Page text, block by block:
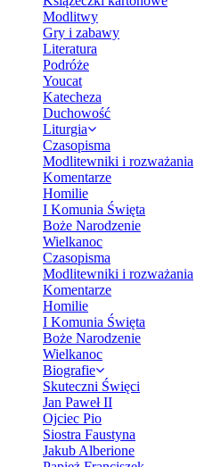
Modlitwy
Gry i zabawy
Literatura
Podróże
Youcat
Katecheza
Duchowość
Liturgia
Czasopisma
Modlitewniki i rozważania
Komentarze
Homilie
I Komunia Święta
Boże Narodzenie
Wielkanoc
Czasopisma
Modlitewniki i rozważania
Komentarze
Homilie
I Komunia Święta
Boże Narodzenie
Wielkanoc
Biografie
Skuteczni Święci
Jan Paweł II
Ojciec Pio
Siostra Faustyna
Jakub Alberione